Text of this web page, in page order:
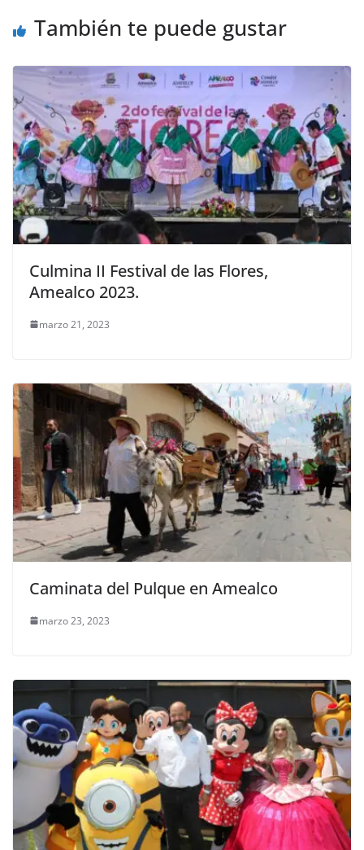
También te puede gustar
Culmina II Festival de las Flores,
Amealco 2023.
marzo 21, 2023
Caminata del Pulque en Amealco
marzo 23, 2023